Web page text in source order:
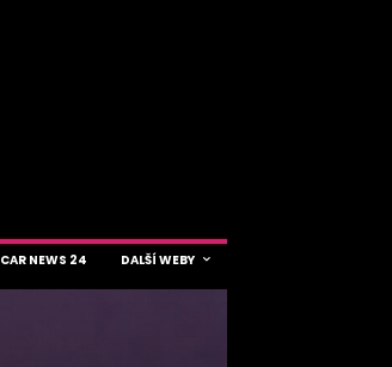
CAR NEWS 24 DALŠÍ WEBY